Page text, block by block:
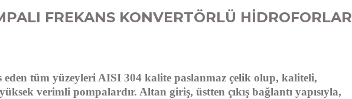
FREKANS KONVERTÖRLÜ HİDROFORLAR
eden tüm yüzeyleri AISI 304 kalite paslanmaz çelik olup, kaliteli,
verimli pompalardır. Altan giriş, üstten çıkış bağlantı yapısıyla,